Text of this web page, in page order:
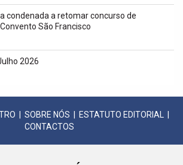
condenada a retomar concurso de
São Francisco
2026
SOBRE NÓS ESTATUTO EDITORIAL
CONTACTOS